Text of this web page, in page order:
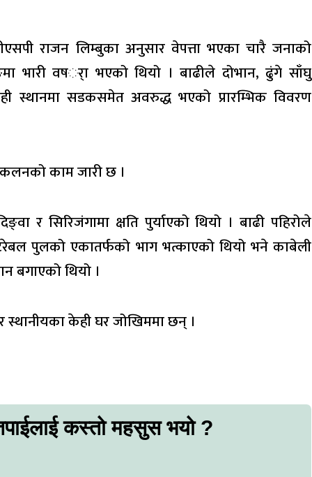
राजन लिम्बुका अनुसार वेपत्ता भएका चारै जनाको
भारी वषर्ा भएको थियो । बाढीले दोभान, ढुंगे साँघु
स्थानमा सडकसमेत अवरुद्ध भएको प्रारम्भिक विवरण
काम जारी छ ।
र सिरिजंगामा क्षति पुर्याएको थियो । बाढी पहिरोले
पुलको एकातर्फको भाग भत्काएको थियो भने काबेली
बगाएको थियो ।
स्थानीयका केही घर जोखिममा छन् ।
कस्तो महसुस भयो ?